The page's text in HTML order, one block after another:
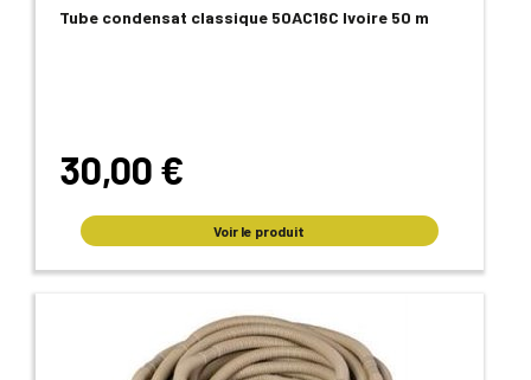
Tube condensat classique 50AC16C Ivoire 50 m
30,00 €
Voir le produit